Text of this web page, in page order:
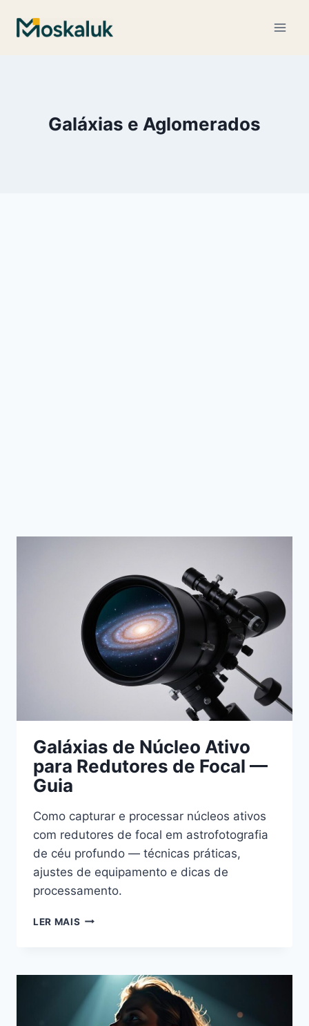
para
Galáxias e Aglomerados
Galáxias de Núcleo Ativo
para Redutores de Focal —
Guia
Como capturar e processar núcleos ativos
com redutores de focal em astrofotografia
de céu profundo — técnicas práticas,
ajustes de equipamento e dicas de
processamento.
LER MAIS GALÁXIAS
PARA
REDUTORES
DE
FOCAL